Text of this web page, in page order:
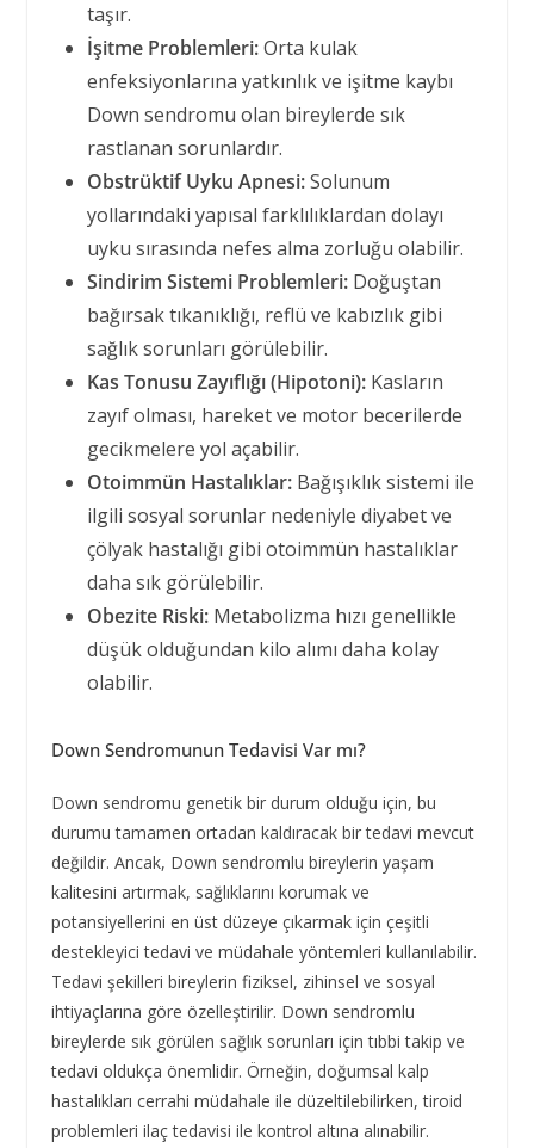
taşır.
İşitme Problemleri:Orta kulak
enfeksiyonlarına yatkınlık ve işitme kaybı
Down sendromu olan bireylerde sık
rastlanan sorunlardır.
Obstrüktif Uyku Apnesi:Solunum
yollarındaki yapısal farklılıklardan dolayı
uyku sırasında nefes alma zorluğu olabilir.
Sindirim Sistemi Problemleri:Doğuştan
bağırsak tıkanıklığı, reflü ve kabızlık gibi
sağlık sorunları görülebilir.
Kas Tonusu Zayıflığı (Hipotoni):Kasların
zayıf olması, hareket ve motor becerilerde
gecikmelere yol açabilir.
Otoimmün Hastalıklar:Bağışıklık sistemi ile
ilgili sosyal sorunlar nedeniyle diyabet ve
çölyak hastalığı gibi otoimmün hastalıklar
daha sık görülebilir.
Obezite Riski:Metabolizma hızı genellikle
düşük olduğundan kilo alımı daha kolay
olabilir.
Down Sendromunun Tedavisi Var mı?
Down sendromu genetik bir durum olduğu için, bu
durumu tamamen ortadan kaldıracak bir tedavi mevcut
değildir. Ancak, Down sendromlu bireylerin yaşam
kalitesini artırmak, sağlıklarını korumak ve
potansiyellerini en üst düzeye çıkarmak için çeşitli
destekleyici tedavi ve müdahale yöntemleri kullanılabilir.
Tedavi şekilleri bireylerin fiziksel, zihinsel ve sosyal
ihtiyaçlarına göre özelleştirilir. Down sendromlu
bireylerde sık görülen sağlık sorunları için tıbbi takip ve
tedavi oldukça önemlidir. Örneğin, doğumsal kalp
hastalıkları cerrahi müdahale ile düzeltilebilirken, tiroid
problemleri ilaç tedavisi ile kontrol altına alınabilir.